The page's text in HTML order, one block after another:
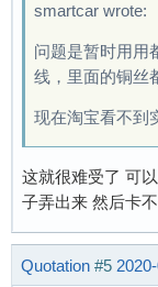
smartcar wrote:
问题是暂时用用
线，里面的铜丝
现在淘宝看不到
这就很难受了 可
子弄出来 然后卡
Quotation #5